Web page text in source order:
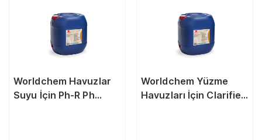
Worldchem Havuzlar
Suyu İçin Ph-R Ph
Worldchem Yüzme
Havuzları İçin Clarifier